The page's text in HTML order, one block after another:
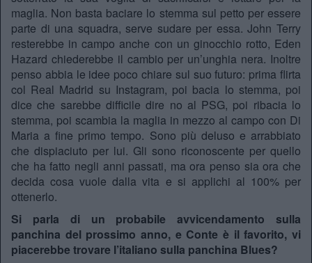
maglia. Non basta baciare lo stemma sul petto per essere
parte di una squadra, serve sudare per essa. John Terry
resterebbe in campo anche con un ginocchio rotto, Eden
Hazard chiederebbe il cambio per un’unghia nera. Inoltre
penso abbia le idee poco chiare sul suo futuro: prima flirta
col Real Madrid su Instagram, poi bacia lo stemma, poi
dice che sarebbe difficile dire no al PSG, poi ribacia lo
stemma, poi scambia la maglia in mezzo al campo con Di
Maria a fine primo tempo. Sono più deluso e arrabbiato
che dispiaciuto per lui. Gli sono riconoscente per quello
che ha fatto negli anni passati, ma ora penso sia ora che
decida cosa vuole dalla vita e si applichi al 100% per
ottenerlo.
Si parla di un probabile avvicendamento sulla
panchina del prossimo anno, e Conte è il favorito, vi
piacerebbe trovare l’italiano sulla panchina Blues?